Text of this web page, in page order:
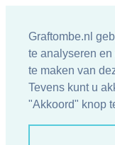
Graftombe.nl
te analyseren
te maken van
Tevens kunt u
"Akkoord" knop